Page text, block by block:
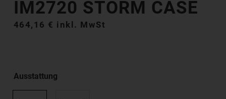
IM2720 STORM CASE
464,16 € inkl. MwSt
Ausstattung